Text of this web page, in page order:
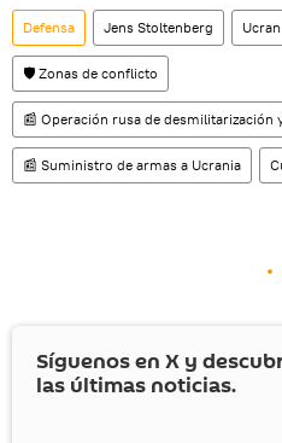
Defensa Jens Stoltenberg
🛡️ Zonas de conflicto
📰 Operación rusa de desmilitarización
📰 Suministro de armas a Ucrania
Síguenos en X y
las últimas noticias.